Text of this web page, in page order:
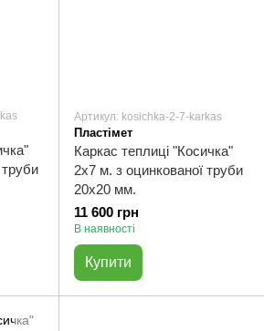
Артикул: kosichka-2-7-karkas
Пластімет
Каркас теплиці "Косичка"
2х7 м. з оцинкованої труби
20х20 мм.
11 600 грн
В наявності
Купити